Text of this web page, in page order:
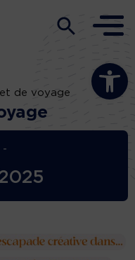
Ouvrir la
de voyage
-